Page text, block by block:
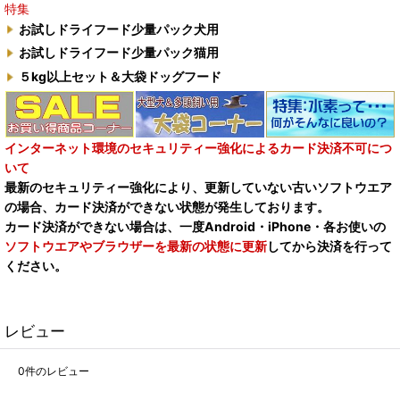
特集
お試しドライフード少量パック犬用
お試しドライフード少量パック猫用
５kg以上セット＆大袋ドッグフード
インターネット環境のセキュリティー強化によるカード決済不可につ
いて
最新のセキュリティー強化により、更新していない古いソフトウエア
の場合、カード決済ができない状態が発生しております。
カード決済ができない場合は、一度Android・iPhone・各お使いの
ソフトウエアやブラウザーを最新の状態に更新してから決済を行って
ください。
レビュー
0件のレビュー